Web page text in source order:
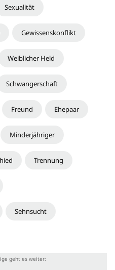
Sexualität
Gewissenskonflikt
Weiblicher Held
Schwangerschaft
Freund Ehepaar
Minderjähriger
Trennung
Sehnsucht